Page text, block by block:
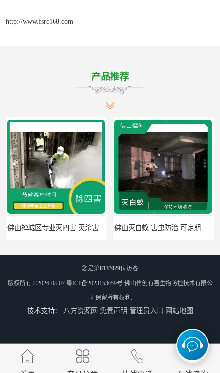
http://www.fsrc168.com
产品推荐
佛山禅城区专业灭四害 灭杀害虫 根据现场情况定制中害方案 佛山灭白蚁 害虫防治 可定期检查
南海区杀虫 病媒生物防治 节省客户时间
您是第8137029位访客
版权所有 ©2026-08-07 粤ICP备2023153059号 佛山儒创有害生物防控技术有限公
司 保留所有权利.
技术支持： 八方资源网 免责声明 管理员入口 网站地图